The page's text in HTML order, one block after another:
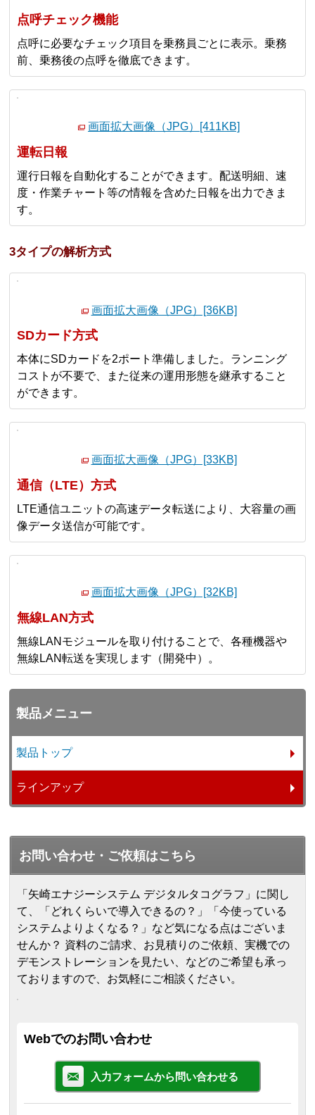
点呼チェック機能
点呼に必要なチェック項目を乗務員ごとに表示。乗務
前、乗務後の点呼を徹底できます。
画面拡大画像（JPG）[411KB]
運転日報
運行日報を自動化することができます。配送明細、速
度・作業チャート等の情報を含めた日報を出力できま
す。
3タイプの解析方式
画面拡大画像（JPG）[36KB]
SDカード方式
本体にSDカードを2ポート準備しました。ランニング
コストが不要で、また従来の運用形態を継承すること
ができます。
画面拡大画像（JPG）[33KB]
通信（LTE）方式
LTE通信ユニットの高速データ転送により、大容量の画
像データ送信が可能です。
画面拡大画像（JPG）[32KB]
無線LAN方式
無線LANモジュールを取り付けることで、各種機器や
無線LAN転送を実現します（開発中）。
製品メニュー
製品トップ
ラインアップ
お問い合わせ・ご依頼はこちら
「矢崎エナジーシステム デジタルタコグラフ」に関し
て、「どれくらいで導入できるの？」「今使っている
システムよりよくなる？」など気になる点はございま
せんか？ 資料のご請求、お見積りのご依頼、実機での
デモンストレーションを見たい、などのご希望も承っ
ておりますので、お気軽にご相談ください。
Webでのお問い合わせ
入力フォームから問い合わせる